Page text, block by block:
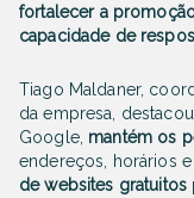
fortalecer a
capacidade de
Tiago Maldaner,
da empresa,
Google, mantém os
endereços, horários
de websites gratuitos